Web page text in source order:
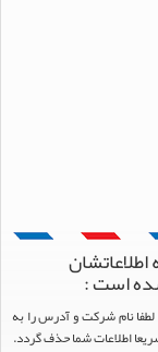
است :
نام شرکت و آدرس را به
اطلاعات شما حذف گردد.